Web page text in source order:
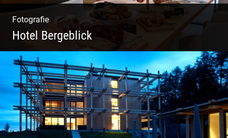
Fotografie
Hotel Bergeblick
Zweites Shooting für das Designhotel in Bad
Tölz